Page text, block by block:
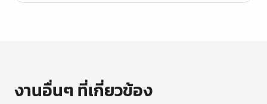
งานอื่นๆ ที่เกี่ยวข้อง